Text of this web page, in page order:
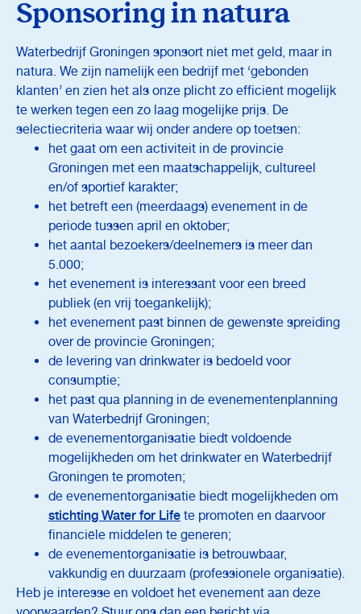
Sponsoring in natura
Waterbedrijf Groningen sponsort niet met geld, maar in
natura. We zijn namelijk een bedrijf met ‘gebonden
klanten’ en zien het als onze plicht zo efficiënt mogelijk
te werken tegen een zo laag mogelijke prijs. De
selectiecriteria waar wij onder andere op toetsen:
het gaat om een activiteit in de provincie
Groningen met een maatschappelijk, cultureel
en/of sportief karakter;
het betreft een (meerdaags) evenement in de
periode tussen april en oktober;
het aantal bezoekers/deelnemers is meer dan
5.000;
het evenement is interessant voor een breed
publiek (en vrij toegankelijk);
het evenement past binnen de gewenste spreiding
over de provincie Groningen;
de levering van drinkwater is bedoeld voor
consumptie;
het past qua planning in de evenementenplanning
van Waterbedrijf Groningen;
de evenementorganisatie biedt voldoende
mogelijkheden om het drinkwater en Waterbedrijf
Groningen te promoten;
de evenementorganisatie biedt mogelijkheden om
stichting Water for Life te promoten en daarvoor
financiële middelen te generen;
de evenementorganisatie is betrouwbaar,
vakkundig en duurzaam (professionele organisatie).
Heb je interesse en voldoet het evenement aan deze